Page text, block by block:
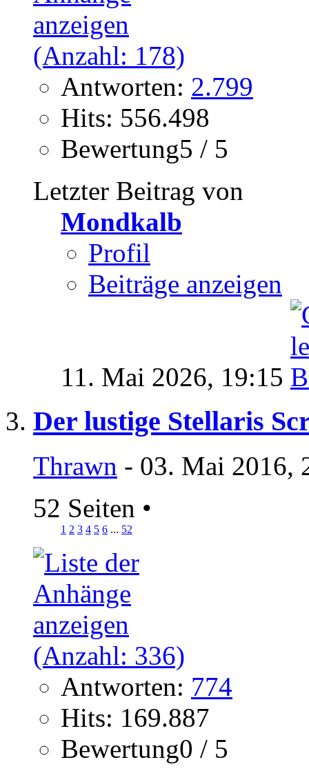
Antworten: 2.799
Hits: 556.498
Bewertung5 / 5
Letzter Beitrag von
Mondkalb
Profil
Beiträge anzeigen
11. Mai 2026, 19:15
Der lustige Stellaris
Thrawn - 03. Mai 2016,
52 Seiten •
1 2 3 4 5 6 ... 52
Antworten: 774
Hits: 169.887
Bewertung0 / 5